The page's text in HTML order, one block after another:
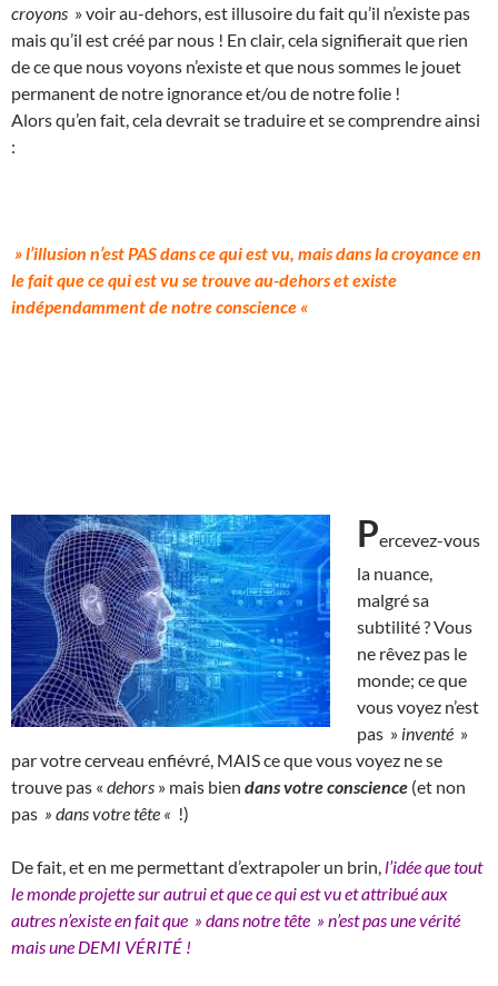
croyons » voir au-dehors, est illusoire du fait qu’il n’existe pas
mais qu’il est créé par nous ! En clair, cela signifierait que rien
de ce que nous voyons n’existe et que nous sommes le jouet
permanent de notre ignorance et/ou de notre folie !
Alors qu’en fait, cela devrait se traduire et se comprendre ainsi
:
» l’illusion n’est PAS dans ce qui est vu, mais dans la croyance en
le fait que ce qui est vu se trouve au-dehors et existe
indépendamment de notre conscience «
Percevez-vous
la nuance,
malgré sa
subtilité ? Vous
ne rêvez pas le
monde; ce que
vous voyez n’est
pas » inventé »
par votre cerveau enfiévré, MAIS ce que vous voyez ne se
trouve pas « dehors » mais bien dans votre conscience (et non
pas » dans votre tête « !)
De fait, et en me permettant d’extrapoler un brin, l’idée que tout
le monde projette sur autrui et que ce qui est vu et attribué aux
autres n’existe en fait que » dans notre tête » n’est pas une vérité
mais une DEMI VÉRITÉ !